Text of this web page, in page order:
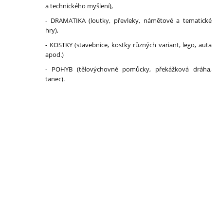
a technického myšlení),
- DRAMATIKA (loutky, převleky, námětové a tematické
hry),
- KOSTKY (stavebnice, kostky různých variant, lego, auta
apod.)
- POHYB (tělovýchovné pomůcky, překážková dráha,
tanec).